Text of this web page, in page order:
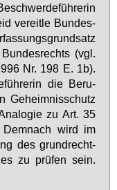
ver­eit­le Bun­des­
(vgl.
Nr. 198 E. 1b).
die Be­ru­
Ge­heim­nis­schutz
zu Art. 35
wird im
des grund­recht­
zu prü­fen sein.